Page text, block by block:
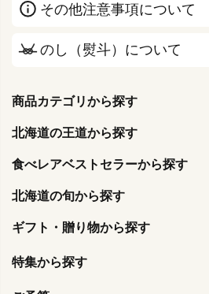
その他注意事項について
のし（熨斗）について
商品カテゴリから探す
北海道の王道から探す
食べレアベストセラーから探す
北海道の旬から探す
ギフト・贈り物から探す
特集から探す